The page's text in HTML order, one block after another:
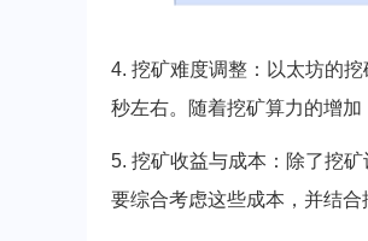
4. 挖矿难度调整：以太坊的
秒左右。随着挖矿算力的增加
5. 挖矿收益与成本：除了挖
要综合考虑这些成本，并结合